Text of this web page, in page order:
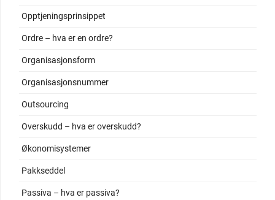
Opptjeningsprinsippet
Ordre – hva er en ordre?
Organisasjonsform
Organisasjonsnummer
Outsourcing
Overskudd – hva er overskudd?
Økonomisystemer
Pakkseddel
Passiva – hva er passiva?